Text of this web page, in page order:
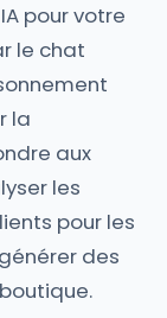
pour votre
le chat
la
aux
les
pour les
des